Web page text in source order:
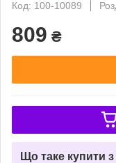
Код: 100-10089
809 ₴
Що таке купити